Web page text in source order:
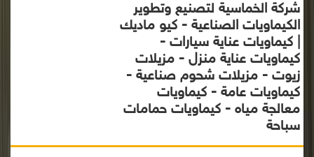
شركة الخماسية لتصنيع وتطوير
الكيماويات الصناعية - كيو ماديك
| كيماويات عناية سيارات -
كيماويات عناية منزل - مزيلات
زيوت - مزيلات شحوم صناعية -
كيماويات عامة - كيماويات
معالجة مياه - كيماويات حمامات
سباحة